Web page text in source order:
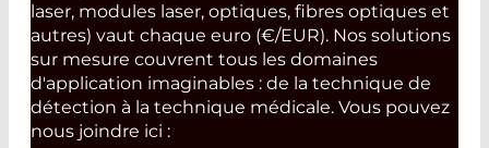
laser, modules laser, optiques, fibres optiques et
autres) vaut chaque euro (€/EUR). Nos solutions
sur mesure couvrent tous les domaines
d'application imaginables : de la technique de
détection à la technique médicale. Vous pouvez
nous joindre ici :